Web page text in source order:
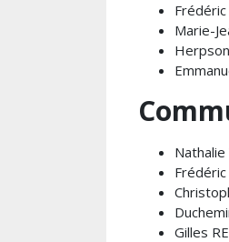
Frédéric
Marie-
Nathalie
Frédéric
Gilles